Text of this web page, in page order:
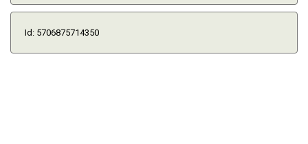
Id: 5706875714350